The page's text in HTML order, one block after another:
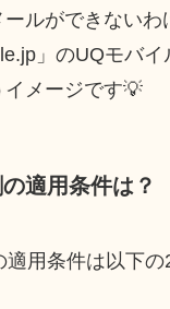
ルができないわ
」のUQモバイ
イメージです💡
適用条件は？
用条件は以下の